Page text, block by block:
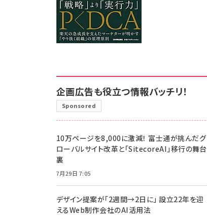
企画広告も役立つ情報バッチリ！
Sponsored
10万ページを8,000に激減！ 富士通が挑んだグ
ローバルサイト改革と「SitecoreAI」移行の舞台
裏
7月29日 7:05
デザイン提案が「2週間→2日に」 設立22年を迎
えるWeb制作会社のAI活用法